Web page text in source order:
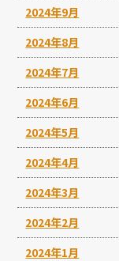
2024年9月
2024年8月
2024年7月
2024年6月
2024年5月
2024年4月
2024年3月
2024年2月
2024年1月